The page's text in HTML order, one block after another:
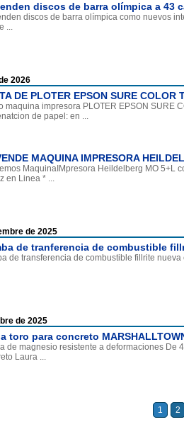
discos de barra olímpica a 43
discos de barra olímpica como nuevos
...
2026
DE PLOTER EPSON SURE COLOR
maquina impresora PLOTER EPSON SURE
de papel: en ...
MAQUINA IMPRESORA
MaquinaIMpresora Heildelberg MO 5+L
en Linea * ...
de 2025
de tranferencia de combustible
de transferencia de combustible fillrite
de 2025
toro para concreto
de magnesio resistente a deformaciones De
Laura ...
1 2